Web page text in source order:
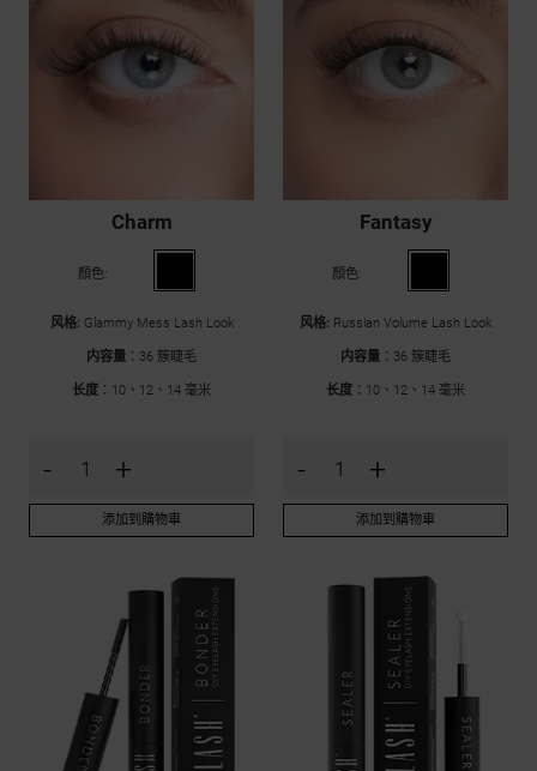
Charm
顏色:
风格: Glammy Mess Lash Look
内容量 ：36 簇睫毛
长度 ：10、12、14 毫米
- +
添加到購物車
Fantasy
顏色:
风格: Russian Volume Lash Look
内容量 ：36 簇睫毛
长度 ：10、12、14 毫米
- +
添加到購物車